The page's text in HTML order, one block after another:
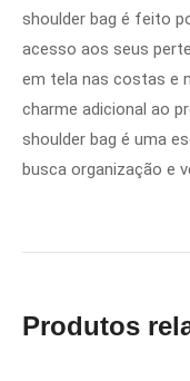
shoulder bag é feito
acesso aos seus
em tela nas costas e
charme adicional ao
shoulder bag é uma
busca organização e
Produtos